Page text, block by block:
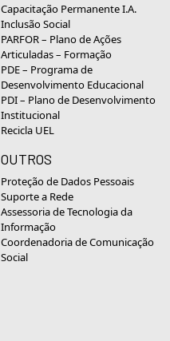
Capacitação Permanente I.A.
Inclusão Social
PARFOR – Plano de Ações
Articuladas – Formação
PDE – Programa de
Desenvolvimento Educacional
PDI – Plano de Desenvolvimento
Institucional
Recicla UEL
OUTROS
Proteção de Dados Pessoais
Suporte a Rede
Assessoria de Tecnologia da
Informação
Coordenadoria de Comunicação
Social